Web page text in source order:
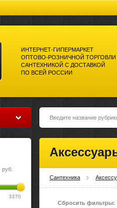
ИНТЕРНЕТ-ГИПЕРМАРКЕТ
ОПТОВО-РОЗНИЧНОЙ ТОРГОВЛИ
САНТЕХНИКОЙ С ДОСТАВКОЙ
ПО ВСЕЙ РОССИИ
руб.
3370
Сантехника
Сбросить фильтры: